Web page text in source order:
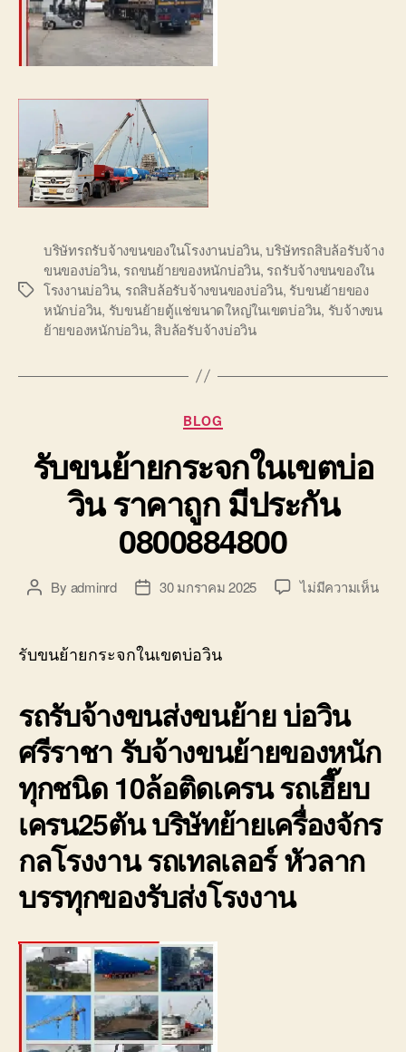
Tags
บริษัทรถรับจ้างขนของในโรงงานบ่อวิน,บริษัทรถสิบล้อรับจ้าง
ขนของบ่อวิน, รถขนย้ายของหนักบ่อวิน, รถรับจ้างขนของใน
โรงงานบ่อวิน, รถสิบล้อรับจ้างขนของบ่อวิน, รับขนย้ายของ
หนักบ่อวิน, รับขนย้ายตู้แช่ขนาดใหญ่ในเขตบ่อวิน, รับจ้างขน
ย้ายของหนักบ่อวิน, สิบล้อรับจ้างบ่อวิน
Categories
BLOG
รับขนย้ายกระจกในเขตบ่อ
วิน ราคาถูก มีประกัน
0800884800
PostBy adminrd
Post30 มกราคม 2025 ไม่มีความเห็นบน
วิน
ราค
ประ
รับขนย้ายกระจกในเขตบ่อวิน
รถรับจ้างขนส่งขนย้าย บ่อวิน
ศรีราชา รับจ้างขนย้ายของหนัก
ทุกชนิด 10ล้อติดเครน รถเฮี๊ยบ
เครน25ตัน บริษัทย้ายเครื่องจักร
กลโรงงาน รถเทลเลอร์ หัวลาก
บรรทุกของรับส่งโรงงาน